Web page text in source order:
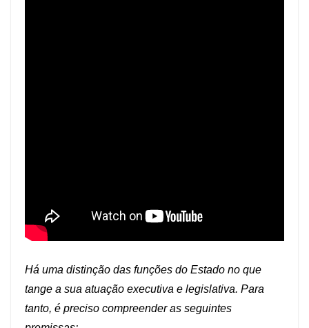
Há uma distinção das funções do Estado no que
tange a sua atuação executiva e legislativa. Para
tanto, é preciso compreender as seguintes